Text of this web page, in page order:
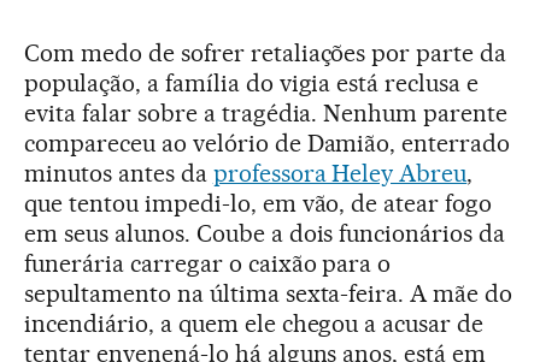
Com medo de sofrer retaliações por parte da
população, a família do vigia está reclusa e
evita falar sobre a tragédia. Nenhum parente
compareceu ao velório de Damião, enterrado
minutos antes da professora Heley Abreu,
que tentou impedi-lo, em vão, de atear fogo
em seus alunos. Coube a dois funcionários da
funerária carregar o caixão para o
sepultamento na última sexta-feira. A mãe do
incendiário, a quem ele chegou a acusar de
tentar envenená-lo há alguns anos, está em